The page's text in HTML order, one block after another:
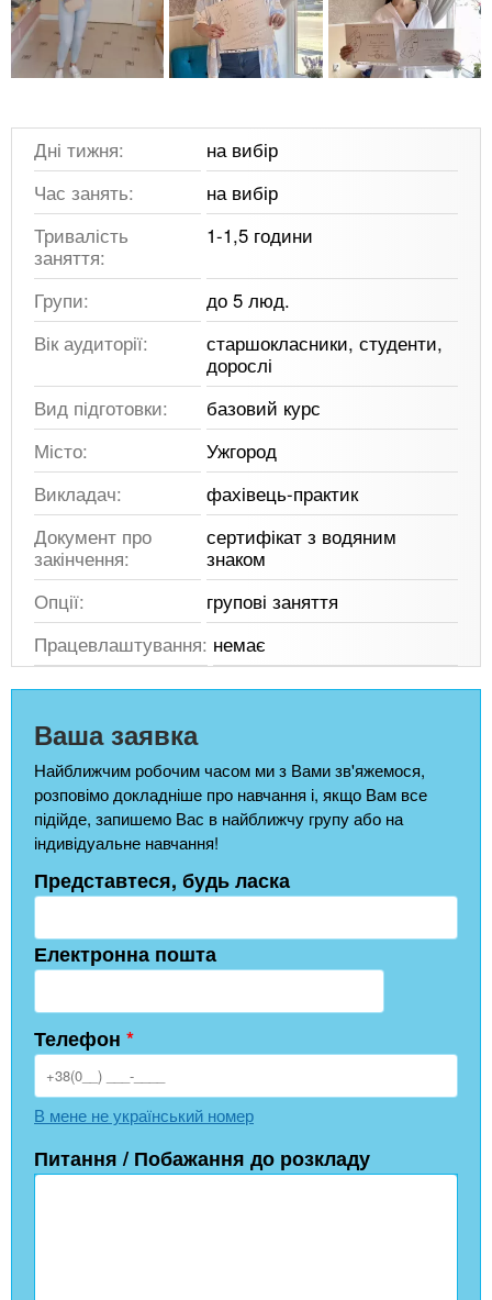
Дні тижня:
на вибір
Час занять:
на вибір
Тривалість
заняття:
1-1,5 години
Групи:
до 5 люд.
Вік аудиторії:
старшокласники, студенти,
дорослі
Вид підготовки:
базовий курс
Місто:
Ужгород
Викладач:
фахівець-практик
Документ про
закінчення:
сертифікат з водяним
знаком
Опції:
групові заняття
Працевлаштування: немає
Ваша заявка
Найближчим робочим часом ми з Вами зв'яжемося,
розповімо докладніше про навчання і, якщо Вам все
підійде, запишемо Вас в найближчу групу або на
індивідуальне навчання!
Представтеся, будь ласка
Електронна пошта
Телефон *
В мене не український номер
Питання / Побажання до розкладу